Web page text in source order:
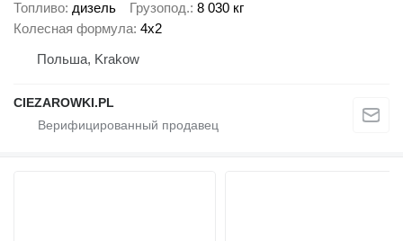
Топливо дизель Грузопод. 8 030 кг
Колесная формула 4x2
Польша, Krakow
CIEZAROWKI.PL